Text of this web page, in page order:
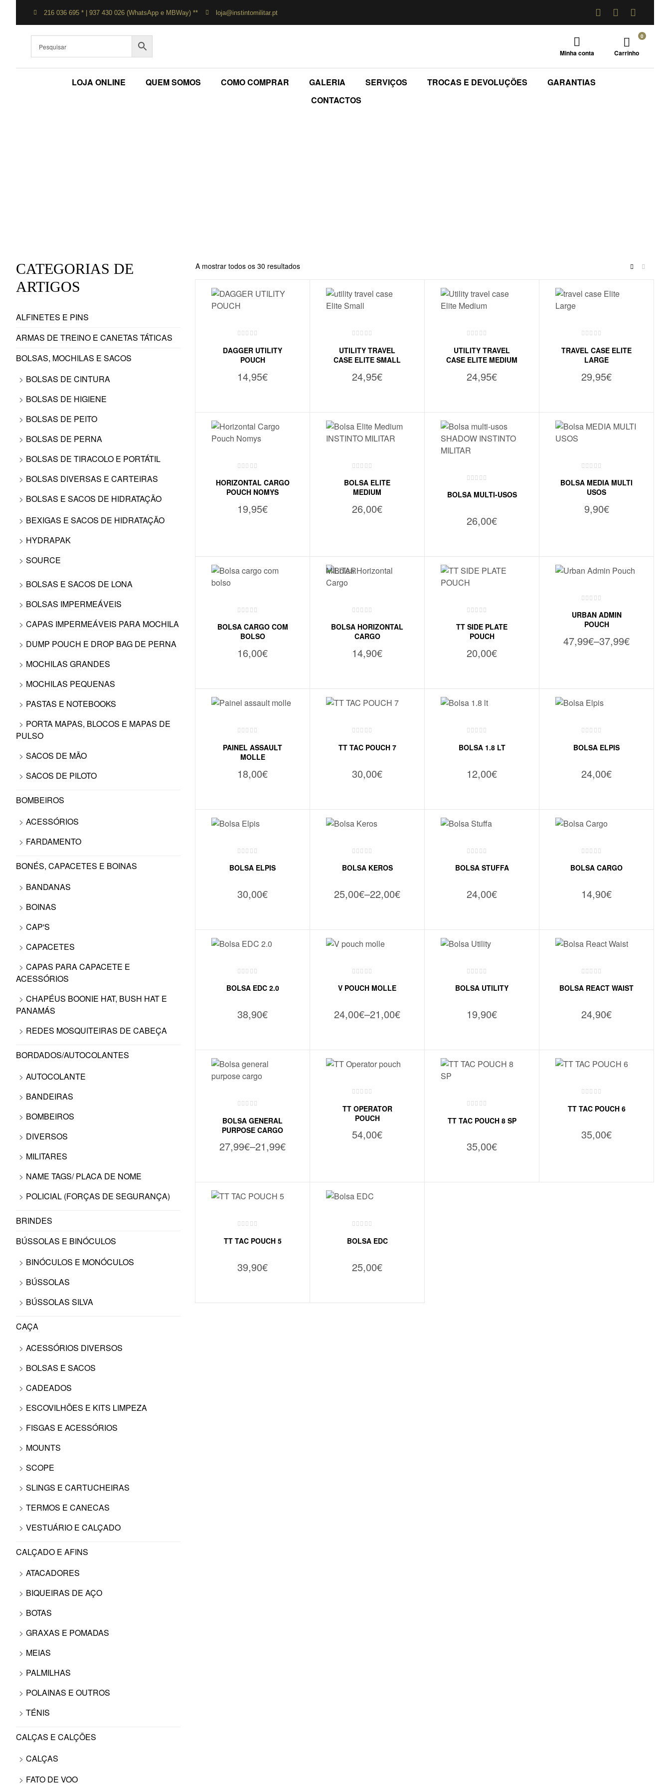
216 036 695 * | 937 430 026 (WhatsApp e MBWay) ** loja@instintomilitar.pt
Minha conta Carrinho
0
LOJA ONLINE QUEM SOMOS COMO COMPRAR GALERIA SERVIÇOS TROCAS E DEVOLUÇÕES
GARANTIAS
CONTACTOS
A mostrar todos os 30 resultados
DAGGER UTILITY
POUCH
14,95€
ADICIONAR
UTILITY TRAVEL
CASE ELITE SMALL
24,95€
VER OPÇÕES
UTILITY TRAVEL
CASE ELITE MEDIUM
24,95€
VER OPÇÕES
TRAVEL CASE ELITE
LARGE
29,95€
VER OPÇÕES
HORIZONTAL CARGO
POUCH NOMYS
19,95€
ADICIONAR
BOLSA ELITE
MEDIUM
26,00€
VER OPÇÕES
BOLSA MULTI-USOS
26,00€
VER OPÇÕES
BOLSA MEDIA MULTI
USOS
9,90€
ADICIONAR
BOLSA CARGO COM
BOLSO
16,00€
VER OPÇÕES
BOLSA HORIZONTAL
CARGO
14,90€
VER OPÇÕES
TT SIDE PLATE
POUCH
20,00€
VER OPÇÕES
URBAN ADMIN
POUCH
37,99€
–
47,99€
VER OPÇÕES
PAINEL ASSAULT
MOLLE
18,00€
VER OPÇÕES
TT TAC POUCH 7
30,00€
VER OPÇÕES
BOLSA 1.8 LT
12,00€
VER OPÇÕES
BOLSA ELPIS
24,00€
VER OPÇÕES
BOLSA ELPIS
30,00€
VER OPÇÕES
BOLSA KEROS
22,00€
–
25,00€
VER OPÇÕES
BOLSA STUFFA
24,00€
VER OPÇÕES
BOLSA CARGO
14,90€
VER OPÇÕES
BOLSA EDC 2.0
38,90€
VER OPÇÕES
V POUCH MOLLE
21,00€
–
24,00€
VER OPÇÕES
BOLSA UTILITY
19,90€
VER OPÇÕES
BOLSA REACT WAIST
24,90€
ADICIONAR
BOLSA GENERAL
PURPOSE CARGO
21,99€
–
27,99€
VER OPÇÕES
TT OPERATOR
POUCH
54,00€
VER OPÇÕES
TT TAC POUCH 8 SP
35,00€
TT TAC POUCH 6
35,00€
VER OPÇÕES
TT TAC POUCH 5
39,90€
BOLSA EDC
25,00€
CATEGORIAS DE
ARTIGOS
ALFINETES E PINS
ARMAS DE TREINO E CANETAS TÁTICAS
BOLSAS, MOCHILAS E SACOS
BOLSAS DE CINTURA
BOLSAS DE HIGIENE
BOLSAS DE PEITO
BOLSAS DE PERNA
BOLSAS DE TIRACOLO E PORTÁTIL
BOLSAS DIVERSAS E CARTEIRAS
BOLSAS E SACOS DE HIDRATAÇÃO
BEXIGAS E SACOS DE HIDRATAÇÃO
HYDRAPAK
SOURCE
BOLSAS E SACOS DE LONA
BOLSAS IMPERMEÁVEIS
CAPAS IMPERMEÁVEIS PARA MOCHILA
DUMP POUCH E DROP BAG DE PERNA
MOCHILAS GRANDES
MOCHILAS PEQUENAS
PASTAS E NOTEBOOKS
PORTA MAPAS, BLOCOS E MAPAS DE
PULSO
SACOS DE MÃO
SACOS DE PILOTO
BOMBEIROS
ACESSÓRIOS
FARDAMENTO
BONÉS, CAPACETES E BOINAS
BANDANAS
BOINAS
CAP'S
CAPACETES
CAPAS PARA CAPACETE E
ACESSÓRIOS
CHAPÉUS BOONIE HAT, BUSH HAT E
PANAMÁS
REDES MOSQUITEIRAS DE CABEÇA
BORDADOS/AUTOCOLANTES
AUTOCOLANTE
BANDEIRAS
BOMBEIROS
DIVERSOS
MILITARES
NAME TAGS/ PLACA DE NOME
POLICIAL (FORÇAS DE SEGURANÇA)
BRINDES
BÚSSOLAS E BINÓCULOS
BINÓCULOS E MONÓCULOS
BÚSSOLAS
BÚSSOLAS SILVA
CAÇA
ACESSÓRIOS DIVERSOS
BOLSAS E SACOS
CADEADOS
ESCOVILHÕES E KITS LIMPEZA
FISGAS E ACESSÓRIOS
MOUNTS
SCOPE
SLINGS E CARTUCHEIRAS
TERMOS E CANECAS
VESTUÁRIO E CALÇADO
CALÇADO E AFINS
ATACADORES
BIQUEIRAS DE AÇO
BOTAS
GRAXAS E POMADAS
MEIAS
PALMILHAS
POLAINAS E OUTROS
TÉNIS
CALÇAS E CALÇÕES
CALÇAS
FATO DE VOO